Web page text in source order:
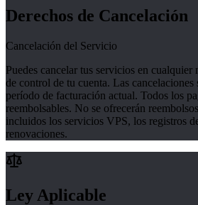
Derechos de Cancelación
Cancelación del Servicio
Puedes cancelar tus servicios en cualquier
de control de tu cuenta. Las
período de facturación actual. Todos los
reembolsables. No se ofrecerán
incluidos los servicios VPS, los registros
renovaciones.
Ley Aplicable